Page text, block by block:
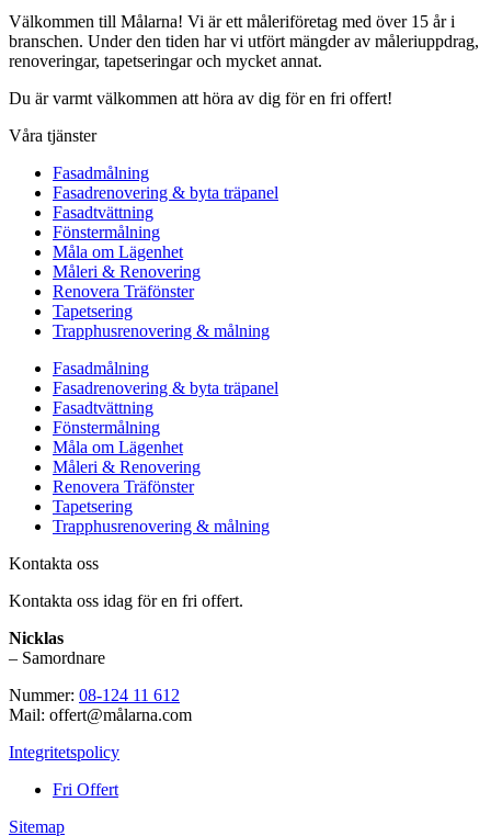
Välkommen till Målarna! Vi är ett måleriföretag med över 15 år i
branschen. Under den tiden har vi utfört mängder av måleriuppdrag,
renoveringar, tapetseringar och mycket annat.
Du är varmt välkommen att höra av dig för en fri offert!
Våra tjänster
Fasadmålning
Fasadrenovering & byta träpanel
Fasadtvättning
Fönstermålning
Måla om Lägenhet
Måleri & Renovering
Renovera Träfönster
Tapetsering
Trapphusrenovering & målning
Fasadmålning
Fasadrenovering & byta träpanel
Fasadtvättning
Fönstermålning
Måla om Lägenhet
Måleri & Renovering
Renovera Träfönster
Tapetsering
Trapphusrenovering & målning
Kontakta oss
Kontakta oss idag för en fri offert.
Nicklas
– Samordnare
Nummer: 08-124 11 612
Mail: offert@målarna.com
Integritetspolicy
Fri Offert
Sitemap